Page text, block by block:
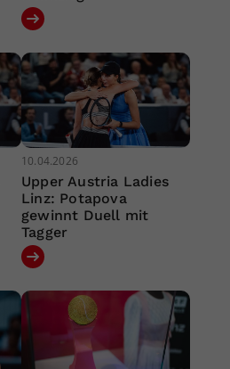
10.04.2026
Upper Austria Ladies
Linz: Potapova
gewinnt Duell mit
Tagger